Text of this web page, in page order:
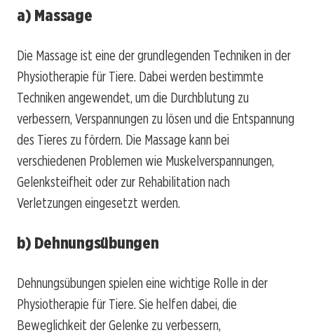
a) Massage
Die Massage ist eine der grundlegenden Techniken in der
Physiotherapie für Tiere. Dabei werden bestimmte
Techniken angewendet, um die Durchblutung zu
verbessern, Verspannungen zu lösen und die Entspannung
des Tieres zu fördern. Die Massage kann bei
verschiedenen Problemen wie Muskelverspannungen,
Gelenksteifheit oder zur Rehabilitation nach
Verletzungen eingesetzt werden.
b) Dehnungsübungen
Dehnungsübungen spielen eine wichtige Rolle in der
Physiotherapie für Tiere. Sie helfen dabei, die
Beweglichkeit der Gelenke zu verbessern,